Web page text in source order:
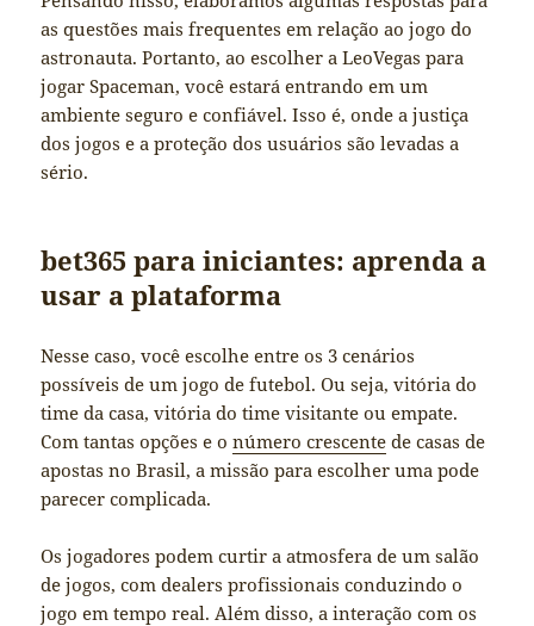
as questões mais frequentes em relação ao jogo do
astronauta. Portanto, ao escolher a LeoVegas para
jogar Spaceman, você estará entrando em um
ambiente seguro e confiável. Isso é, onde a justiça
dos jogos e a proteção dos usuários são levadas a
sério.
bet365 para iniciantes: aprenda a
usar a plataforma
Nesse caso, você escolhe entre os 3 cenários
possíveis de um jogo de futebol. Ou seja, vitória do
time da casa, vitória do time visitante ou empate.
Com tantas opções e onúmero crescente de casas de
apostas no Brasil, a missão para escolher uma pode
parecer complicada.
Os jogadores podem curtir a atmosfera de um salão
de jogos, com dealers profissionais conduzindo o
jogo em tempo real. Além disso, a interação com os